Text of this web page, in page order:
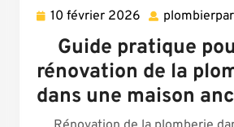
10 février 2026 10
février
2026
Guide pratique
rénovation de la
dans une maison